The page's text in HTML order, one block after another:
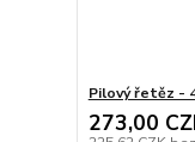
Pilový řetěz -
273,00